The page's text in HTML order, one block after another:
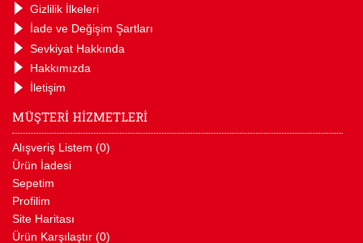
Gizlilik İlkeleri
İade ve Değişim Şartları
Sevkiyat Hakkında
Hakkımızda
İletişim
MÜŞTERİ HİZMETLERİ
Alışveriş Listem (0)
Ürün İadesi
Sepetim
Profilim
Site Haritası
Ürün Karşılaştır (0)